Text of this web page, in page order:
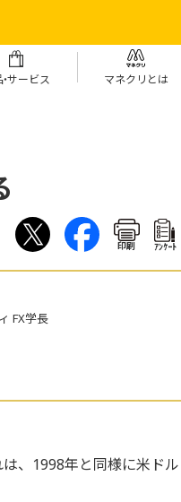
サービス マネクリとは
印刷 ｱﾝｹｰﾄ
FX学長
、1998年と同様に米ドル